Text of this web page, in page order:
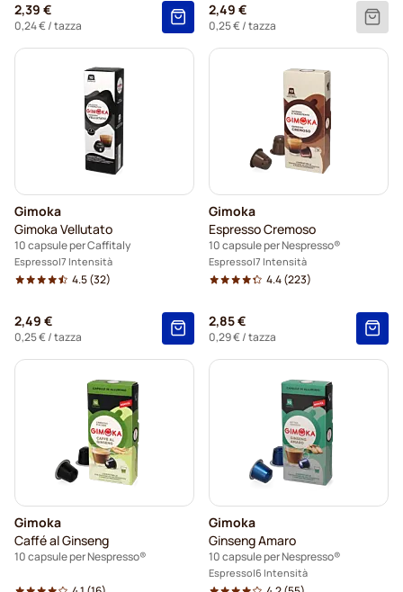
2,39 €
0,24 €/ tazza
2,49 €
0,25 €/ tazza
Gimoka
Gimoka Vellutato
10 capsule per Caffitaly
Espresso 7 Intensità
4.5(32)
2,49 €
0,25 €/ tazza
Gimoka
Espresso Cremoso
10 capsule per Nespresso®
Espresso 7 Intensità
4.4(223)
2,85 €
0,29 €/ tazza
Gimoka
Caffé al Ginseng
10 capsule per Nespresso®
Gimoka
Ginseng Amaro
10 capsule per Nespresso®
Espresso 6 Intensità